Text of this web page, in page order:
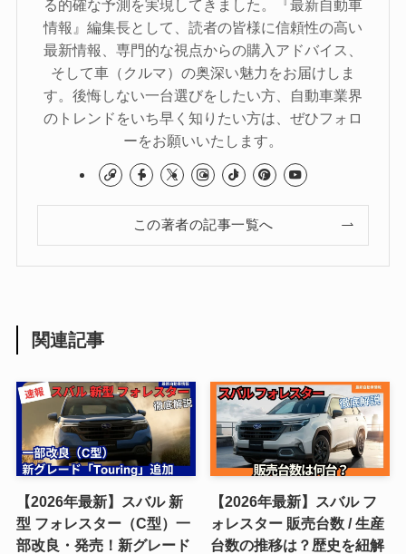
る的確な予測を実現してきました。『最新自動車
情報』編集長として、読者の皆様に信頼性の高い
最新情報、専門的な視点からの購入アドバイス、
そして車（クルマ）の奥深い魅力をお届けしま
す。後悔しない一台選びをしたい方、自動車業界
のトレンドをいち早く知りたい方は、ぜひフォロ
ーをお願いいたします。
この著者の記事一覧へ
関連記事
【2026年最新】スバル 新
型 フォレスター（C型）一
部改良・発売！新グレード
【2026年最新】スバル フ
ォレスター 販売台数 / 生産
台数の推移は？歴史を紐解